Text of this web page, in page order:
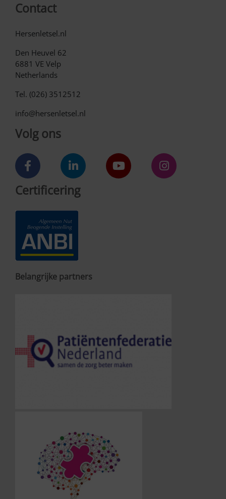
Contact
Hersenletsel.nl
Den Heuvel 62
6881 VE Velp
Netherlands
Tel. (026) 3512512
info@hersenletsel.nl
Volg ons
Certificering
Belangrijke partners